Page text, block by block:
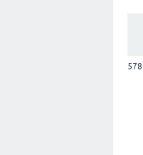
578